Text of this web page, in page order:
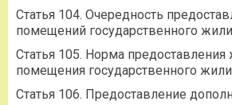
Статья 104. Очередность
помещений государственного
Статья 105. Норма предоставления
помещения государственного
Статья 106. Предоставление